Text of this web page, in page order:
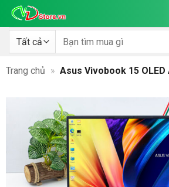
qua
dung
Tìm
kiếm:
Trang chủ » Asus Vivobook 15 OLED